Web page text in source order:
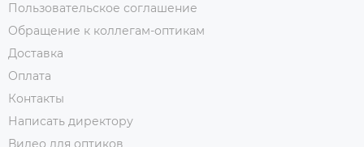
Пользовательское соглашение
Обращение к коллегам-оптикам
Доставка
Оплата
Контакты
Написать директору
Видео для оптиков